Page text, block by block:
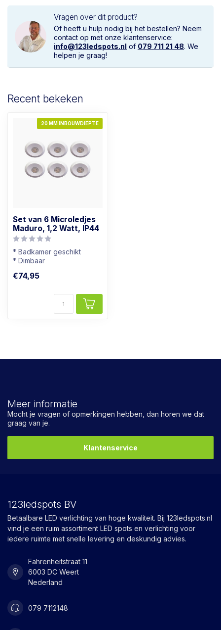
Vragen over dit product?
Of heeft u hulp nodig bij het bestellen? Neem
contact op met onze klantenservice:
info@123ledspots.nl of 079 711 21 48. We
helpen je graag!
Recent bekeken
20 MM INBOUWDIEPTE
Set van 6 Microledjes
Maduro, 1,2 Watt, IP44
* Badkamer geschikt
* Dimbaar
* Klein spotje!
€74,95
Meer informatie
Mocht je vragen of opmerkingen hebben, dan horen we dat
graag van je.
Klantenservice
123ledspots BV
Betaalbare LED verlichting van hoge kwaliteit. Bij 123ledspots.nl
vind je een ruim assortiment LED spots en verlichting voor
iedere ruimte met snelle levering en deskundig advies.
Fahrenheitstraat 11
6003 DC Weert
Nederland
079 7112148